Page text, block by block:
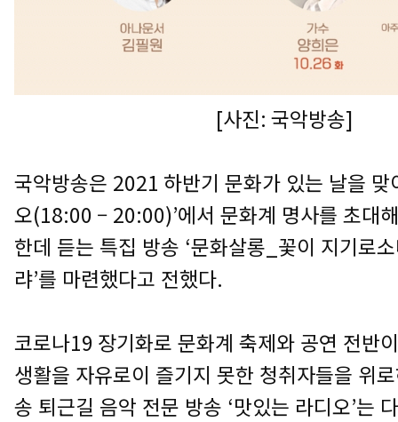
[사진: 국악방송]
국악방송은 2021 하반기 문화가 있는 날을 맞
오(18:00 – 20:00)’에서 문화계 명사를 초대
한데 듣는 특집 방송 ‘문화살롱 꽃이 지기로
랴’를 마련했다고 전했다.
코로나19 장기화로 문화계 축제와 공연 전반
생활을 자유로이 즐기지 못한 청취자들을 위
송 퇴근길 음악 전문 방송 ‘맛있는 라디오’는